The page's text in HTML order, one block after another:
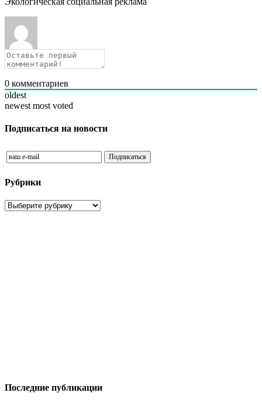
0 комментариев
oldest
newest most voted
Подписаться на новости
Рубрики
Рубрики
Последние публикации